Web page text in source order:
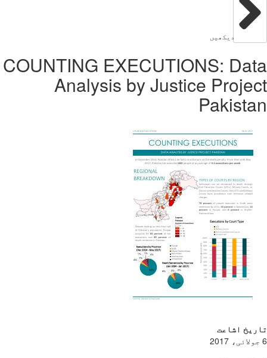
دیکھیں
COUNTING EXECUTIONS:
Analysis by Justice
اشاعت